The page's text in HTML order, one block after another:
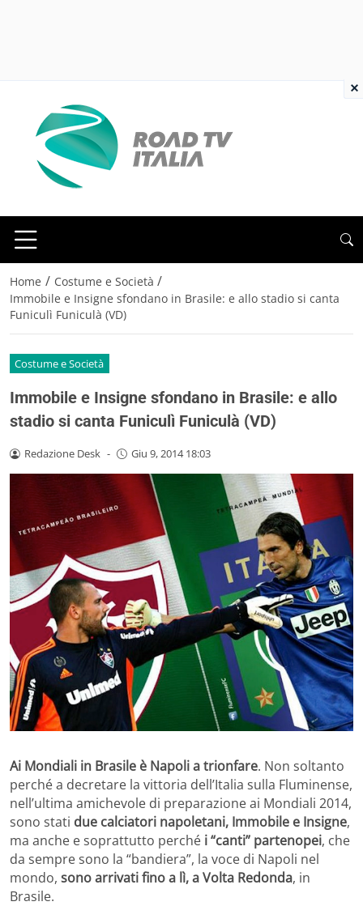
Home / Costume e Società /
Immobile e Insigne sfondano in Brasile: e allo stadio si canta
Funiculì Funiculà (VD)
Costume e Società
Immobile e Insigne sfondano in Brasile: e allo
stadio si canta Funiculì Funiculà (VD)
Redazione Desk - Giu 9, 2014 18:03
Ai Mondiali in Brasile è Napoli a trionfare. Non soltanto
perché a decretare la vittoria dell’Italia sulla Fluminense,
nell’ultima amichevole di preparazione ai Mondiali 2014,
sono stati due calciatori napoletani, Immobile e Insigne,
ma anche e soprattutto perché i “canti” partenopei, che
da sempre sono la “bandiera”, la voce di Napoli nel
mondo, sono arrivati fino a lì, a Volta Redonda, in
Brasile.
×